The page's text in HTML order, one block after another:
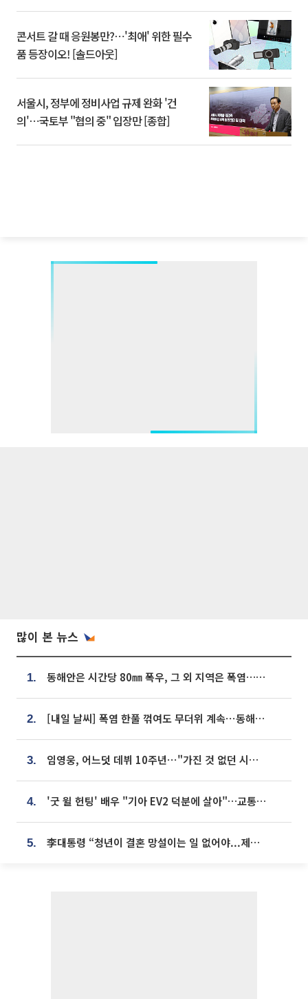
콘서트 갈 때 응원봉만?⋯'최애' 위한 필수
품 등장이오! [솔드아웃]
서울시, 정부에 정비사업 규제 완화 '건
의'⋯국토부 "협의 중" 입장만 [종합]
많이 본 뉴스
1. 동해안은 시간당 80㎜ 폭우, 그 외 지역은 폭염…‘극과 극 날씨’
2. [내일 날씨] 폭염 한풀 꺾여도 무더위 계속⋯동해안 이틀 연속 비
3. 임영웅, 어느덧 데뷔 10주년⋯"가진 것 없던 시절, 내 앞엔 20명의 팬뿐"
4. '굿 윌 헌팅' 배우 "기아 EV2 덕분에 살아"…교통사고 후 안전성 극찬
5. 李대통령 “청년이 결혼 망설이는 일 없어야...제도상 불이익 조사”